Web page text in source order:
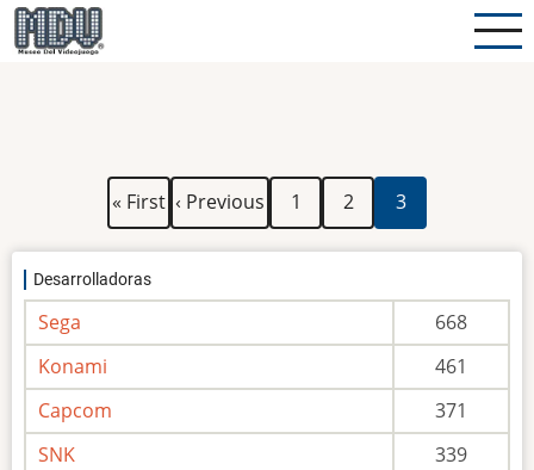
Pasar
al
Primera
página
« First
Página
anterior
‹ Previous Página
1 Página
2
Página
actual
3
Desarrolladoras
Sega
668
Konami
461
Capcom
371
SNK
339